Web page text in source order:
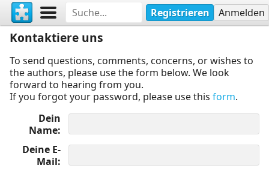
Registrieren Anmelden
Kontaktiere uns
To send questions, comments, concerns, or wishes to
the authors, please use the form below. We look
forward to hearing from you.
If you forgot your password, please use this form.
Dein
Name
Deine E-
Mail